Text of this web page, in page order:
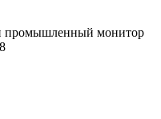
промышленный монитор